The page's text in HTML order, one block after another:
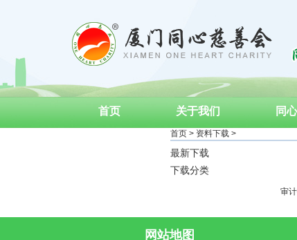
首页 关于我们 同
首页 > 资料下载 >
最新下载
下载分类
审
网站地图